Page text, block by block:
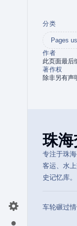
切换首选项菜单
分类
Pages
作者
此页面最后
著作权
除非另有声
珠
专注于珠
客运、水
史记忆库。
车轮碾过